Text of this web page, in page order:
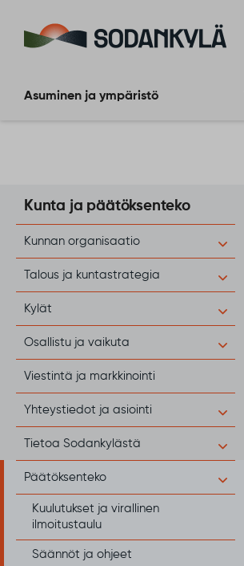
Asuminen ja ympäristö
Kunta ja päätöksenteko
Kunnan organisaatio
Talous ja kuntastrategia
Kylät
Osallistu ja vaikuta
Viestintä ja markkinointi
Yhteystiedot ja asiointi
Tietoa Sodankylästä
Päätöksenteko
Kuulutukset ja virallinen
ilmoitustaulu
Säännöt ja ohjeet